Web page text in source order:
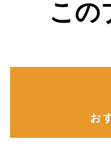
この